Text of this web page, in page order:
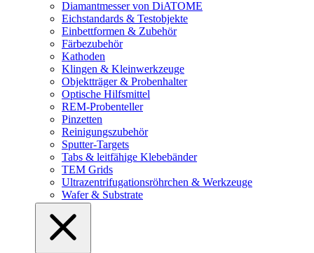
Diamantmesser von DiATOME
Eichstandards & Testobjekte
Einbettformen & Zubehör
Färbezubehör
Kathoden
Klingen & Kleinwerkzeuge
Objektträger & Probenhalter
Optische Hilfsmittel
REM-Probenteller
Pinzetten
Reinigungszubehör
Sputter-Targets
Tabs & leitfähige Klebebänder
TEM Grids
Ultrazentrifugationsröhrchen & Werkzeuge
Wafer & Substrate